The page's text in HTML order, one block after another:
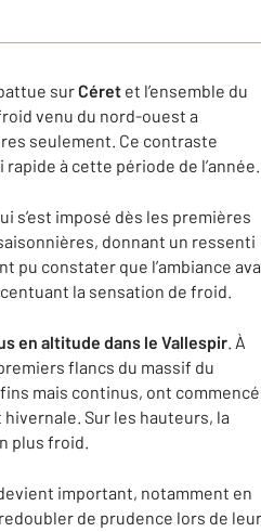
surCéret et l’ensemble du
venu du nord-ouest a
seulement. Ce contraste
à cette période de l’année.
s’est imposé dès les premières
donnant un ressenti
pu constater que l’ambiance
la sensation de froid.
en altitude dans le Vallespir. À
flancs du massif du
mais continus, ont commencé
Sur les hauteurs, la
plus froid.
important, notamment en
de prudence lors de